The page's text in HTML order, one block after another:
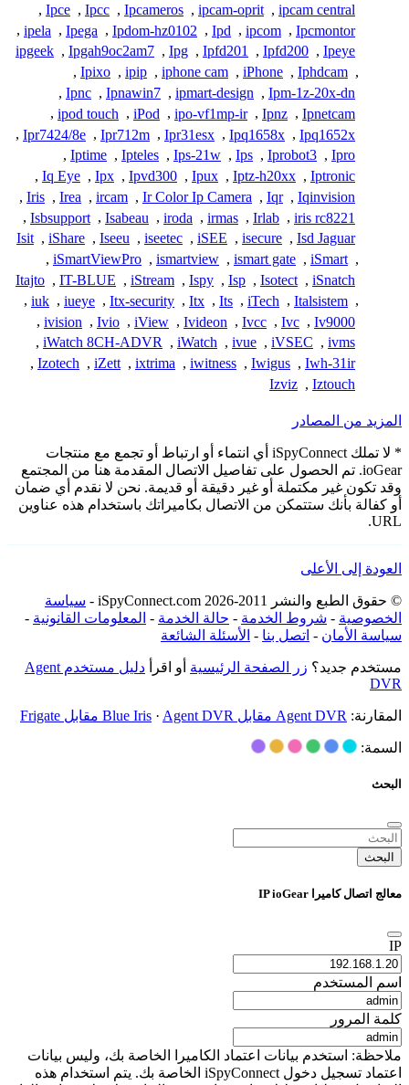
ipcam central
,
ipcam-oprit
,
Ipcameros
,
Ipcc
,
Ipce
,
Ipcmontor
,
ipcom
,
Ipd
,
Ipdom-hz0102
,
Ipega
,
ipela
,
Ipeye
,
Ipfd200
,
Ipfd201
,
Ipg
,
Ipgah9oc2am7
,
ipgeek
,
Iphdcam
,
iPhone
,
iphone cam
,
ipip
,
Ipixo
,
Ipm-1z-20x-dn
,
ipmart-design
,
Ipnawin7
,
Ipnc
,
Ipnetcam
,
Ipnz
,
ipo-vf1mp-ir
,
iPod
,
ipod touch
,
Ipq1652x
,
Ipq1658x
,
Ipr31esx
,
Ipr712m
,
Ipr7424/8e
,
Ipro
,
Iprobot3
,
Ips
,
Ips-21w
,
Ipteles
,
Iptime
,
Iptronic
,
Iptz-h20xx
,
Ipux
,
Ipvd300
,
Ipx
,
Iq Eye
,
Iqinvision
,
Iqr
,
Ir Color Ip Camera
,
ircam
,
Irea
,
Iris
,
iris rc8221
,
Irlab
,
irmas
,
iroda
,
Isabeau
,
Isbsupport
,
Isd Jaguar
,
isecure
,
iSEE
,
iseetec
,
Iseeu
,
iShare
,
Isit
,
iSmart
,
ismart gate
,
ismartview
,
iSmartViewPro
,
iSnatch
,
Isotect
,
Isp
,
Ispy
,
iStream
,
IT-BLUE
,
Itajto
,
Italsistem
,
iTech
,
Its
,
Itx
,
Itx-security
,
iueye
,
iuk
,
Iv9000
,
Ivc
,
Ivcc
,
Ivideon
,
iView
,
Ivio
,
ivision
,
ivms
,
iVSEC
,
ivue
,
iWatch
,
iWatch 8CH-ADVR
,
Iwh-31ir
,
Iwigus
,
iwitness
,
ixtrima
,
iZett
,
Izotech
,
Iztouch
,
Izviz
المزيد من المصادر
* لا تملك iSpyConnect أي انتماء أو ارتباط أو تجمع مع منتجات
ioGear. تم الحصول على تفاصيل الاتصال المقدمة هنا من المجتمع
وقد تكون غير مكتملة أو غير دقيقة أو قديمة. نحن لا نقدم أي ضمان
أو كفالة بأنك ستتمكن من الاتصال بكاميراتك باستخدام هذه عناوين
URL.
العودة إلى الأعلى
© حقوق الطبع والنشر 2011-2026 iSpyConnect.com -
سياسة
الخصوصية - شروط الخدمة - حالة الخدمة - المعلومات القانونية -
سياسة الأمان - اتصل بنا - الأسئلة الشائعة
مستخدم جديد؟ زر الصفحة الرئيسية أو اقرأ
دليل مستخدم Agent
DVR
المقارنة: Agent DVR مقابل Blue Iris · Agent DVR مقابل Frigate
السمة:
البحث
البحث
معالج اتصال كاميرا IP ioGear
IP
اسم المستخدم
كلمة المرور
ملاحظة: استخدم بيانات اعتماد الكاميرا الخاصة بك، وليس بيانات
اعتماد تسجيل دخول iSpyConnect الخاصة بك. يتم استخدام هذه